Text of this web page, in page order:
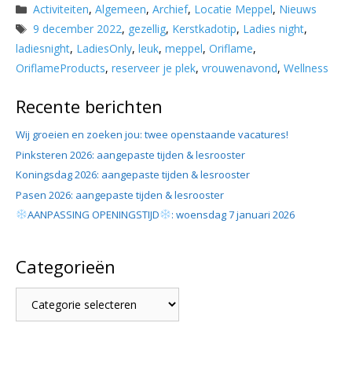
Categorieën
Activiteiten,Algemeen,Archief, Locatie Meppel, Nieuws
Tags
9 december 2022, gezellig, Kerstkadotip, Ladies night,
ladiesnight, LadiesOnly, leuk, meppel, Oriflame,
OriflameProducts, reserveer je plek, vrouwenavond, Wellness
Recente berichten
Wij groeien en zoeken jou: twee openstaande vacatures!
Pinksteren 2026: aangepaste tijden & lesrooster
Koningsdag 2026: aangepaste tijden & lesrooster
Pasen 2026: aangepaste tijden & lesrooster
AANPASSING OPENINGSTIJD
: woensdag 7 januari 2026
Categorieën